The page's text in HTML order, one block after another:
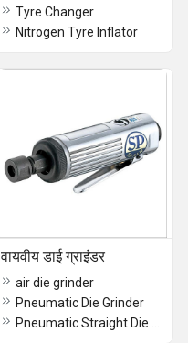
Tyre Changer
Nitrogen Tyre Inflator
वायवीय डाई ग्राइंडर
air die grinder
Pneumatic Die Grinder